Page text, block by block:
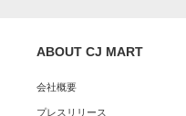
ABOUT CJ MART
会社概要
プレスリリース